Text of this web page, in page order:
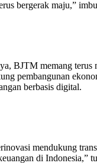
bergerak maju,”
BJTM memang terus
pembangunan
berbasis digital.
mendukung
di